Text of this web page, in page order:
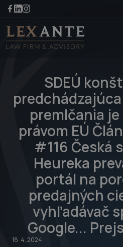
SDEÚ
premlčania
právom EÚ
#116 Česká
Heureka
portál na
predajných
vyhľadávač
Google...
18. 4. 2024